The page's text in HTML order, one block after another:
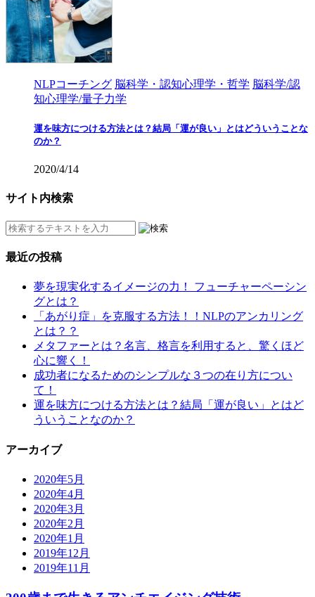
NLPコーチング 脳科学・認知心理学・哲学 脳科学/認
知心理学/量子力学
運を味方につける方法とは？結局「運が良い」とはどういうことな
のか？
2020/4/14
サイト内検索
最近の投稿
夢を現実化するイメージの力！ フューチャーペーシン
グとは？
「あがり症」を克服する方法！！NLPのアンカリング
とは？？
メタファーとは？名言、格言を利用すると、驚くほど
心に響く！
成功者になるためのシンプルな３つの在り方につい
て！
運を味方につける方法とは？結局「運が良い」とはど
ういうことなのか？
アーカイブ
2020年5月
2020年4月
2020年3月
2020年2月
2020年1月
2019年12月
2019年11月